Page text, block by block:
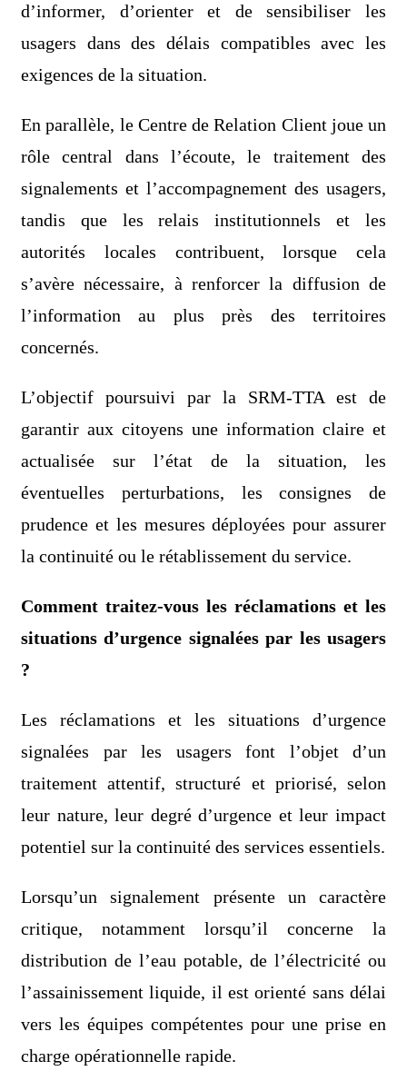
d’informer, d’orienter et de sensibiliser les
usagers dans des délais compatibles avec les
exigences de la situation.
En parallèle, le Centre de Relation Client joue un
rôle central dans l’écoute, le traitement des
signalements et l’accompagnement des usagers,
tandis que les relais institutionnels et les
autorités locales contribuent, lorsque cela
s’avère nécessaire, à renforcer la diffusion de
l’information au plus près des territoires
concernés.
L’objectif poursuivi par la SRM-TTA est de
garantir aux citoyens une information claire et
actualisée sur l’état de la situation, les
éventuelles perturbations, les consignes de
prudence et les mesures déployées pour assurer
la continuité ou le rétablissement du service.
Comment traitez-vous les réclamations et les
situations d’urgence signalées par les usagers
?
Les réclamations et les situations d’urgence
signalées par les usagers font l’objet d’un
traitement attentif, structuré et priorisé, selon
leur nature, leur degré d’urgence et leur impact
potentiel sur la continuité des services essentiels.
Lorsqu’un signalement présente un caractère
critique, notamment lorsqu’il concerne la
distribution de l’eau potable, de l’électricité ou
l’assainissement liquide, il est orienté sans délai
vers les équipes compétentes pour une prise en
charge opérationnelle rapide.